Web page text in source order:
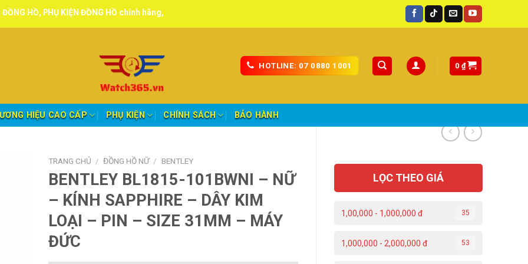
KIỆN ĐỒNG HỒ chính hãng, tuyển đại lý, CTV giao hàng toàn quốc.
HOTLINE: 07 0880 1001 0 ₫
HIỆU CAO CẤP PHỤ KIỆN CHÍNH SÁCH BẢO HÀNH
LỌC THEO GIÁ
1,00,000 - 1,000,000 đ 35
1,000,000 - 2,000,000 đ 53
TRANG CHỦ / ĐỒNG HỒ NỮ / BENTLEY
BENTLEY BL1815-101BWNI – NỮ
– KÍNH SAPPHIRE – DÂY KIM
LOẠI – PIN – SIZE 31MM – MÁY
ĐỨC